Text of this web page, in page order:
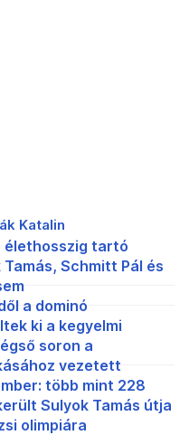
Katalin
élethosszig tartó
Schmitt Pál és
a dominó
ki a kegyelmi
soron a
vezetett
több mint 228
Sulyok Tamás útja
olimpiára